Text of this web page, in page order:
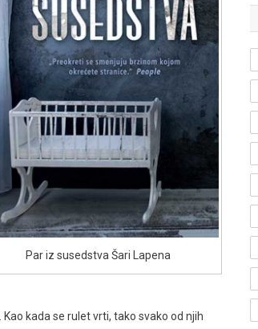
Par iz susedstva Šari Lapena
kada se rulet vrti, tako svako od njih